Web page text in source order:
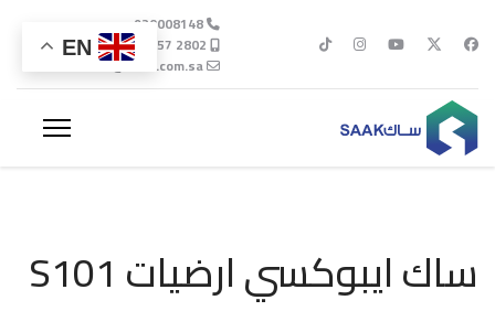
920008148
info@saak.com.sa
ساك ايبوكسي ارضيات S101
EN